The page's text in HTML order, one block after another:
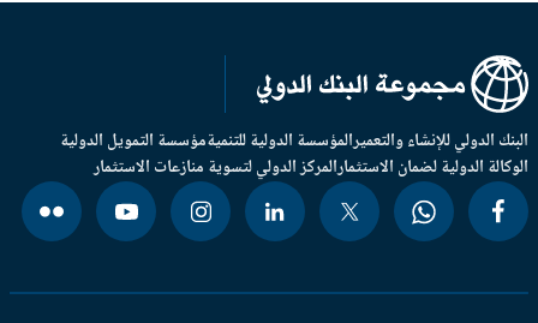
الدولي للإنشاء والتعميرالمؤسسة الدولية للتنميةمؤسسة التمويل الدولية
الدولية لضمان الاستثمارالمركز الدولي لتسوية منازعات الاستثمار